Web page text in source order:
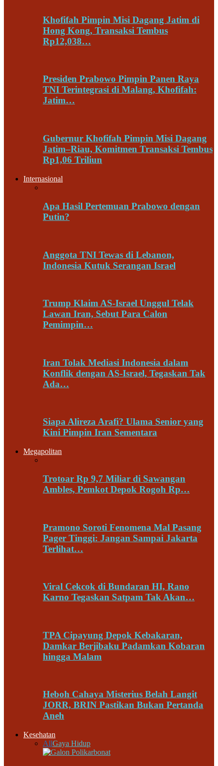
Khofifah Pimpin Misi Dagang Jatim di
Hong Kong, Transaksi Tembus
Rp12,038…
Presiden Prabowo Pimpin Panen Raya
TNI Terintegrasi di Malang, Khofifah:
Jatim…
Gubernur Khofifah Pimpin Misi Dagang
Jatim–Riau, Komitmen Transaksi Tembus
Rp1,06 Triliun
Internasional
Apa Hasil Pertemuan Prabowo dengan
Putin?
Anggota TNI Tewas di Lebanon,
Indonesia Kutuk Serangan Israel
Trump Klaim AS-Israel Unggul Telak
Lawan Iran, Sebut Para Calon
Pemimpin…
Iran Tolak Mediasi Indonesia dalam
Konflik dengan AS-Israel, Tegaskan Tak
Ada…
Siapa Alireza Arafi? Ulama Senior yang
Kini Pimpin Iran Sementara
Megapolitan
Trotoar Rp 9,7 Miliar di Sawangan
Ambles, Pemkot Depok Rogoh Rp…
Pramono Soroti Fenomena Mal Pasang
Pager Tinggi: Jangan Sampai Jakarta
Terlihat…
Viral Cekcok di Bundaran HI, Rano
Karno Tegaskan Satpam Tak Akan…
TPA Cipayung Depok Kebakaran,
Damkar Berjibaku Padamkan Kobaran
hingga Malam
Heboh Cahaya Misterius Belah Langit
JORR, BRIN Pastikan Bukan Pertanda
Aneh
Kesehatan
AllGaya Hidup